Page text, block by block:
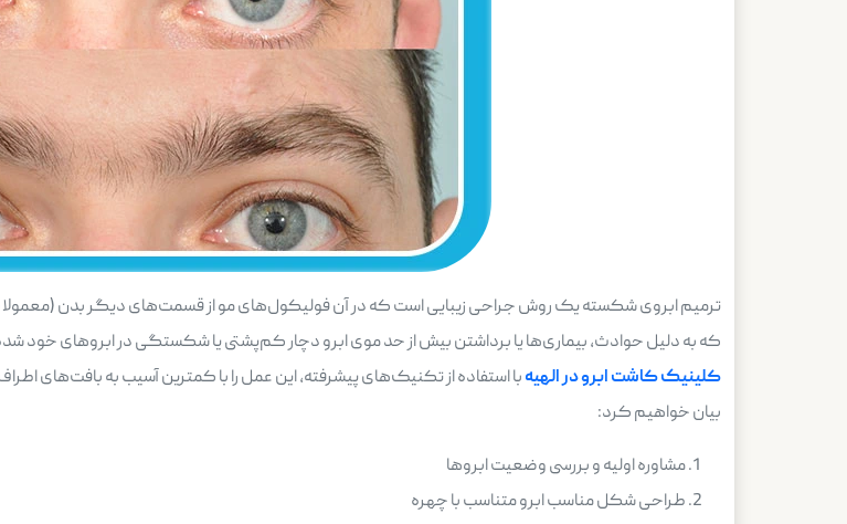
ترمیم ابروی شکسته یک روش جراحی زیبایی است که در آن فولیکول‌های مو از قسمت‌های دیگر بدن (معمولا
که به دلیل حوادث، بیماری‌ها یا برداشتن بیش از حد موی ابرو دچار کم‌پشتی یا شکستگی در ابروهای خود
کلینیک کاشت ابرو در الهیهبا استفاده از تکنیک‌های پیشرفته، این عمل را با کمترین آسیب به بافت‌های
بیان خواهیم کرد:
مشاوره اولیه و بررسی وضعیت ابروها
طراحی شکل مناسب ابرو متناسب با چهره